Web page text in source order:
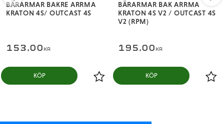
BÄRARMAR BAKRE ARRMA
KRATON 4S/ OUTCAST 4S
153,00 KR
KÖP
BÄRARMAR BAK ARRMA
KRATON 4S V2 / OUTCAST 4S
V2 (RPM)
195,00 KR
KÖP